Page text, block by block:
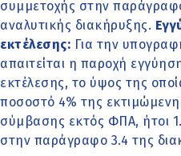
συμμετοχής στην
αναλυτικής διακήρυξης.
εκτέλεσης: Για την
απαιτείται η παροχή
εκτέλεσης, το ύψος της
ποσοστό 4% της
σύμβασης εκτός ΦΠΑ, ήτοι
στην παράγραφο 3.4 της